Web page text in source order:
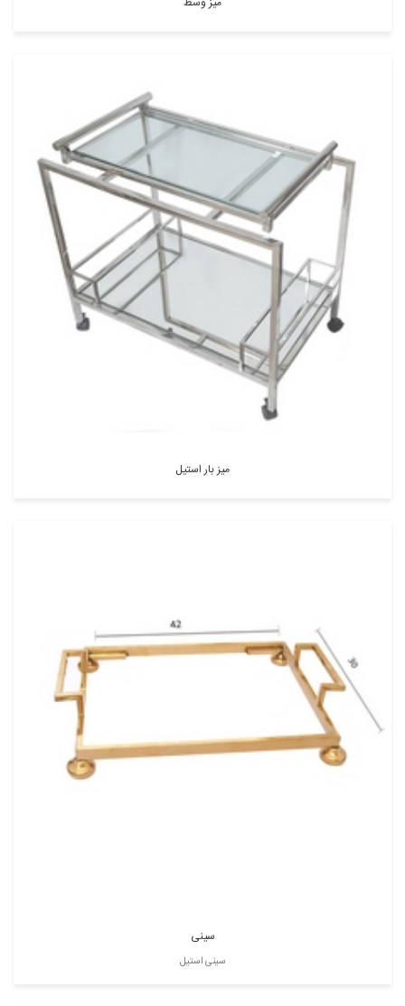
میز بار استیل
سینی
سینی استیل